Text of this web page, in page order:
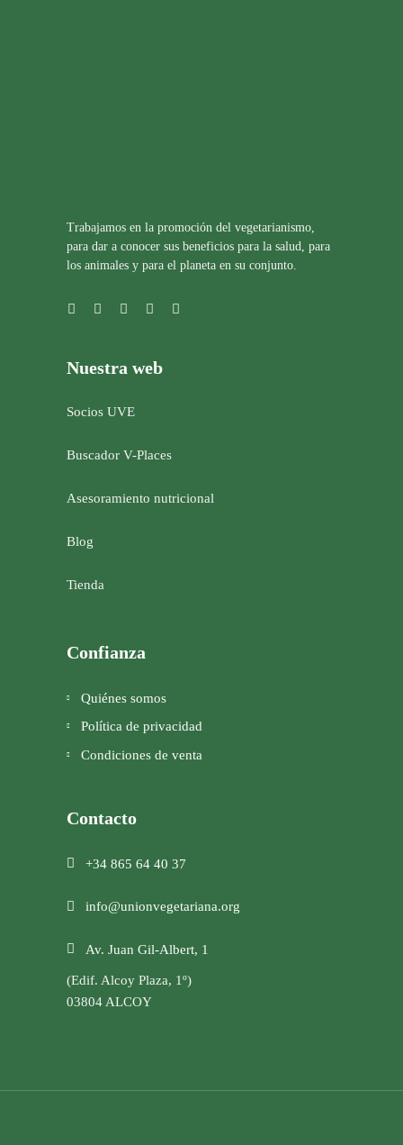
Trabajamos en la promoción del vegetarianismo,
para dar a conocer sus beneficios para la salud, para
los animales y para el planeta en su conjunto.
Nuestra web
Socios UVE
Buscador V-Places
Asesoramiento nutricional
Blog
Tienda
Confianza
Quiénes somos
Política de privacidad
Condiciones de venta
Contacto
+34 865 64 40 37
info@unionvegetariana.org
Av. Juan Gil-Albert, 1
(Edif. Alcoy Plaza, 1º)
03804 ALCOY